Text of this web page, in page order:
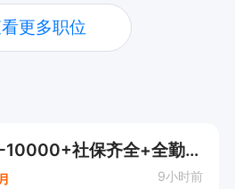
更多职位
主办会计【6000-10000+社保齐全+全勤福利+带薪年假】
9小时前